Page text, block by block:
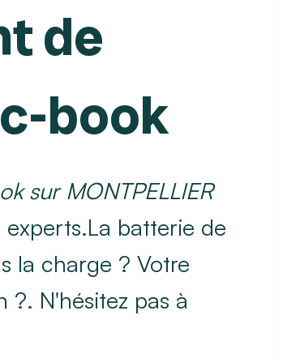
de
book
sur MONTPELLIER
batterie de
la charge ? Votre
?. N'hésitez pas à